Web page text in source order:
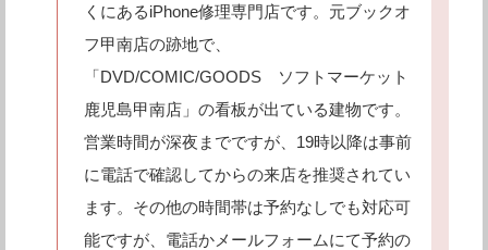
くにあるiPhone修理専門店です。元ブックオ
フ甲南店の跡地で、
「DVD/COMIC/GOODS ソフトマーケット
鹿児島甲南店」の看板が出ている建物です。
営業時間が深夜までですが、19時以降は事前
に電話で確認してからの来店を推奨されてい
ます。その他の時間帯は予約なしでも対応可
能ですが、電話かメールフォームにて予約の